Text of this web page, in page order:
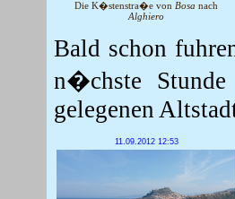
Die K�stenstra�e von Bosa nach
Alghiero
Bald schon
n�chste
gelegenen
11.09.2012 12:53